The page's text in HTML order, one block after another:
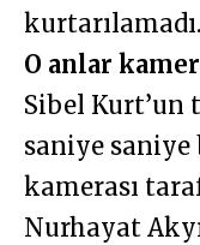
kurtarılamadı.
O anlar
Sibel Kurt’un
saniye
kamerası
Nurhayat